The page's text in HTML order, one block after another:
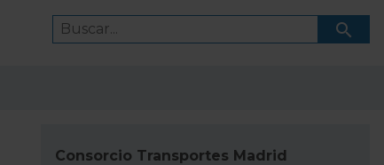
Consorcio Transportes Madrid